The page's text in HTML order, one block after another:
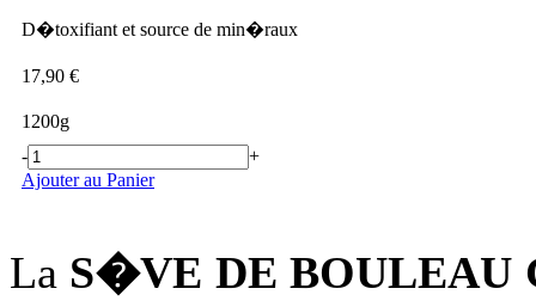
D�toxifiant et source de min�raux
17,90 €
1200g
-
+
Ajouter au Panier
La S�VE DE BOULEAU